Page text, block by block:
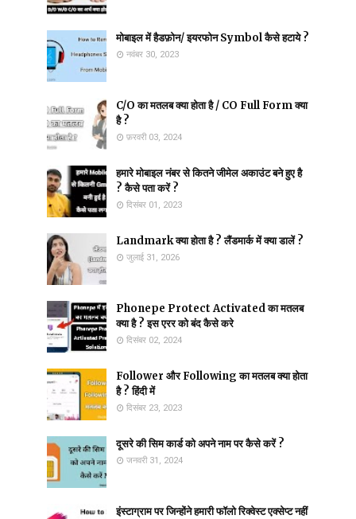
मोबाइल में हैडफ़ोन/ इयरफोन Symbol कैसे हटाये ?
नवंबर 30, 2023
C/O का मतलब क्या होता है / CO Full Form क्या
है ?
फ़रवरी 03, 2024
हमारे मोबाइल नंबर से कितने जीमेल अकाउंट बने हुए है
? कैसे पता करें ?
दिसंबर 01, 2023
Landmark क्या होता है ? लैंडमार्क में क्या डालें ?
जुलाई 31, 2026
Phonepe Protect Activated का मतलब
क्या है ? इस एरर को बंद कैसे करे
दिसंबर 02, 2024
Follower और Following का मतलब क्या होता
है ? हिंदी में
दिसंबर 23, 2023
दूसरे की सिम कार्ड को अपने नाम पर कैसे करें ?
जनवरी 31, 2024
इंस्टाग्राम पर जिन्होंने हमारी फॉलो रिक्वेस्ट एक्सेप्ट नहीं